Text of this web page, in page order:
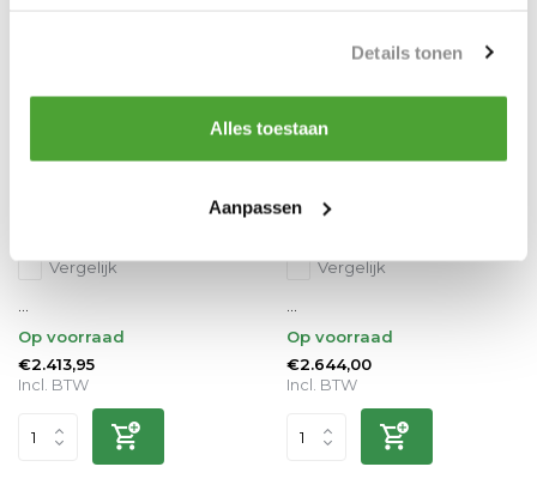
Details tonen
Alles toestaan
Aanpassen
Vergelijk
...
Op voorraad
€2.413,95
Incl. BTW
Noblelift
Vergelijk
...
Op voorraad
€2.644,00
Incl. BTW